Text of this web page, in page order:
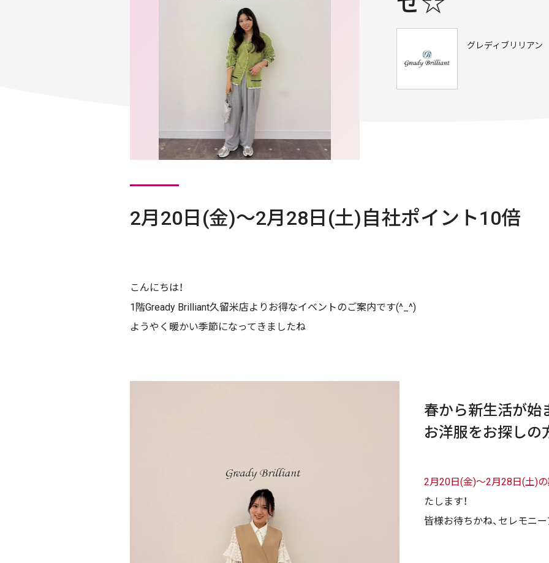
グレディブリリアン
2月20日(金)〜2月28日(土)自社ポイント10倍
こんにちは！
1階Gready Brilliant久留米店よりお得なイベントのご案内です(^_^)
ようやく暖かい季節になってきましたね
春から新生活が始
お洋服をお探しの
2月20日(金)〜2月28日(土)
たします！
皆様お待ちかね、セレモニ